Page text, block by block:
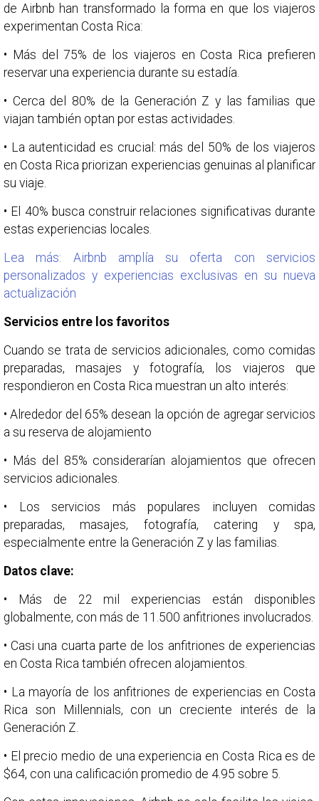
de Airbnb han transformado la forma en que los viajeros
experimentan Costa Rica:
• Más del 75% de los viajeros en Costa Rica prefieren
reservar una experiencia durante su estadía.
• Cerca del 80% de la Generación Z y las familias que
viajan también optan por estas actividades.
• La autenticidad es crucial: más del 50% de los viajeros
en Costa Rica priorizan experiencias genuinas al planificar
su viaje.
• El 40% busca construir relaciones significativas durante
estas experiencias locales.
Lea más: Airbnb amplía su oferta con servicios
personalizados y experiencias exclusivas en su nueva
actualización
Servicios entre los favoritos
Cuando se trata de servicios adicionales, como comidas
preparadas, masajes y fotografía, los viajeros que
respondieron en Costa Rica muestran un alto interés:
• Alrededor del 65% desean la opción de agregar servicios
a su reserva de alojamiento
• Más del 85% considerarían alojamientos que ofrecen
servicios adicionales.
• Los servicios más populares incluyen comidas
preparadas, masajes, fotografía, catering y spa,
especialmente entre la Generación Z y las familias.
Datos clave:
• Más de 22 mil experiencias están disponibles
globalmente, con más de 11.500 anfitriones involucrados.
• Casi una cuarta parte de los anfitriones de experiencias
en Costa Rica también ofrecen alojamientos.
• La mayoría de los anfitriones de experiencias en Costa
Rica son Millennials, con un creciente interés de la
Generación Z.
• El precio medio de una experiencia en Costa Rica es de
$64, con una calificación promedio de 4.95 sobre 5.